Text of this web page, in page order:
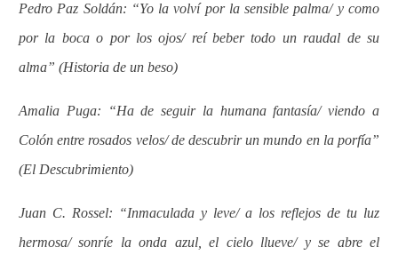
Pedro Paz Soldán: “Yo la volví por la sensible palma/ y como
por la boca o por los ojos/ reí beber todo un raudal de su
alma” (Historia de un beso)
Amalia Puga: “Ha de seguir la humana fantasía/ viendo a
Colón entre rosados velos/ de descubrir un mundo en la porfía”
(El Descubrimiento)
Juan C. Rossel: “Inmaculada y leve/ a los reflejos de tu luz
hermosa/ sonríe la onda azul, el cielo llueve/ y se abre el